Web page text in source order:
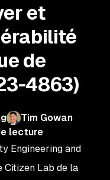
et
de
4863)
Tim Gowan
lecture
Engineering and
Citizen Lab de la